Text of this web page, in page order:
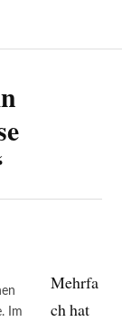
Im
Mehrfa
ch hat